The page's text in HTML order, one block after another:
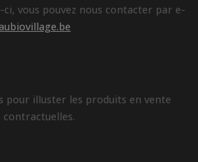
vous pouvez nous contacter par e-
pour illuster les produits en vente
contractuelles.